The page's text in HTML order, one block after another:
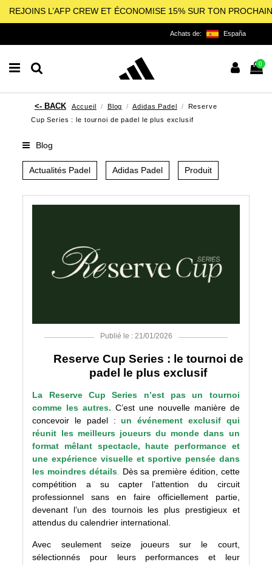
REJOINS L’AFP CREW ET ÉCONOMISE 15% SUR TON
Achats de: España
0
Accueil Blog Adidas Padel
Reserve
Cup Series : le tournoi de padel le plus exclusif
Blog
Actualités Padel Adidas Padel Produit
Publié le : 21/01/2026
Reserve Cup Series : le tournoi de
padel le plus exclusif
La Reserve Cup Series n’est pas un tournoi
comme les autres. C’est une nouvelle manière de
concevoir le padel :un événement exclusif qui
réunit les meilleurs joueurs du monde dans un
format mêlant spectacle, haute performance et
une expérience visuelle et sportive pensée dans
les moindres détails.
Dès sa première édition, cette
compétition a su capter l’attention du circuit
professionnel sans en faire officiellement partie,
devenant l’un des tournois les plus prestigieux et
attendus du calendrier international.
Avec seulement seize joueurs sur le court,
sélectionnés pour leurs performances et leur